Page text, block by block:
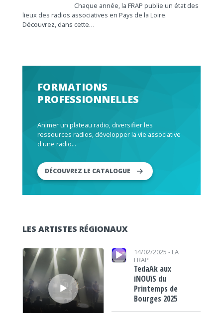
Chaque année, la FRAP publie un état des
lieux des radios associatives en Pays de la Loire.
Découvrez, dans cette…
FORMATIONS
PROFESSIONNELLES
Animer un plateau radio, diversifier les
ressources radios, développer la vie associative
d'une radio...
DÉCOUVREZ LE CATALOGUE
LES ARTISTES RÉGIONAUX
Lecteur audio
Lecteur audio 14/02/2025 - LA
FRAP
TedaAk aux
iNOUïS du
Printemps de
Bourges 2025